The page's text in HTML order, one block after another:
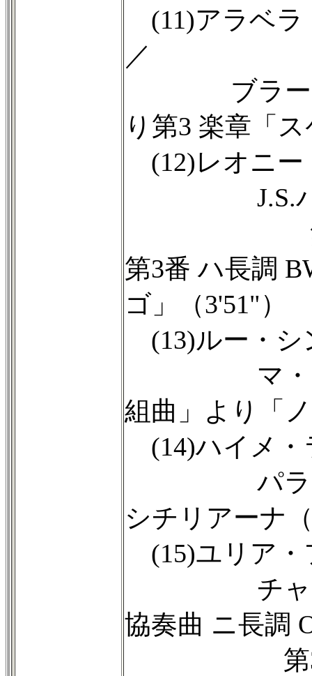
(11)アラベラ
／
ブラームス
り第3 楽章「
(12)レオニー
J.S.バ
無伴奏ヴ
第3番 ハ長調
ゴ」（3'51"）
(13)ルー・シ
マ・スツ
組曲」より「
(14)ハイメ・
パラディ
シチリアーナ
(15)ユリア・
チャイコ
協奏曲 ニ長調
第3楽章